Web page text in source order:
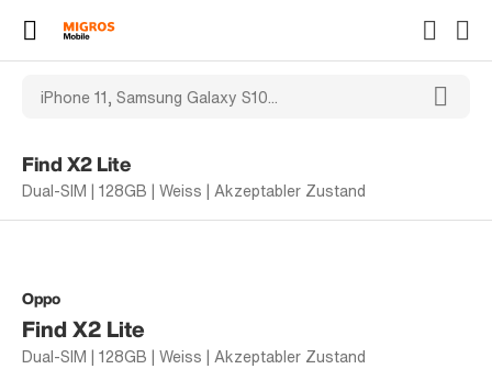
Find X2 Lite
Dual-SIM | 128GB | Weiss | Akzeptabler Zustand
Oppo
Find X2 Lite
Dual-SIM | 128GB | Weiss | Akzeptabler Zustand